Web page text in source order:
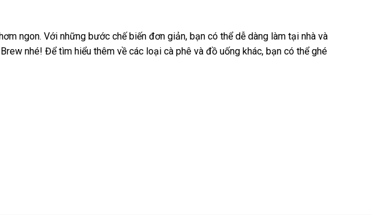
ngon. Với những bước chế biến đơn giản, bạn có thể dễ dàng làm tại nhà và
nhé! Để tìm hiểu thêm về các loại cà phê và đồ uống khác, bạn có thể ghé